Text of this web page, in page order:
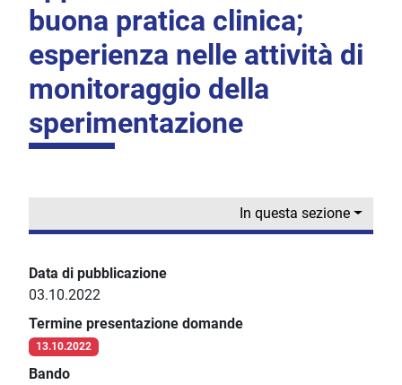
buona pratica clinica;
esperienza nelle attività di
monitoraggio della
sperimentazione
In questa sezione
Data di pubblicazione
03.10.2022
Termine presentazione domande
13.10.2022
Bando